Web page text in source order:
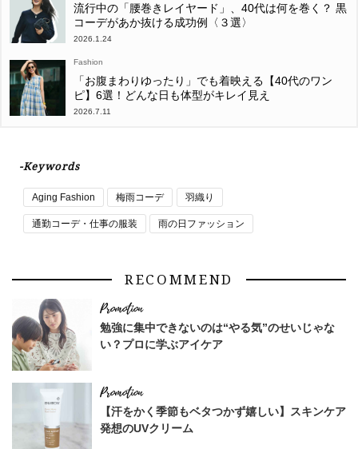
流行中の「腰巻きレイヤード」、40代は何を巻く？ 黒
コーデがあか抜ける成功例〈３選〉
2026.1.24
Fashion
「お腹まわりゆったり」でも着映える【40代のワン
ピ】6選！どんな日も体型がキレイ見え
2026.7.11
-Keywords
Aging Fashion 梅雨コーデ 羽織り
通勤コーデ・仕事の服装 雨の日ファッション
RECOMMEND
勉強に集中できないのは“やる気”のせいじゃな
い？プロに学ぶアイケア
【汗をかく季節もベタつかず嬉しい】スキンケア
発想のUVクリーム